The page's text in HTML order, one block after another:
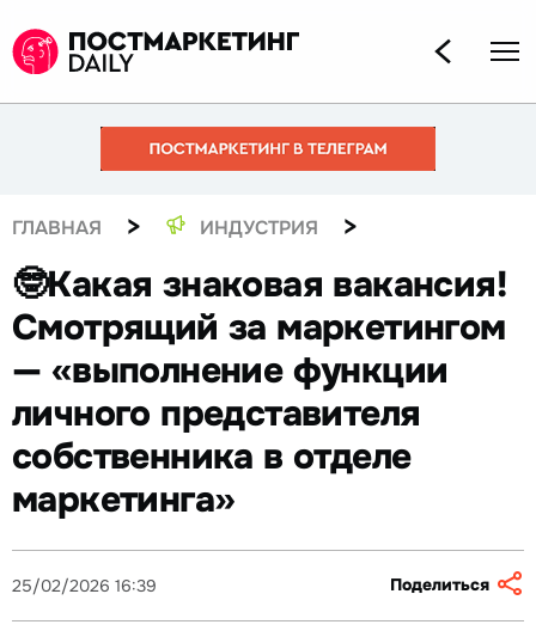
ГЛАВНАЯ > ИНДУСТРИЯ >
🤓Какая знаковая вакансия!
Смотрящий за маркетингом
— «выполнение функции
личного представителя
собственника в отделе
маркетинга»
25/02/2026 16:39 Поделиться